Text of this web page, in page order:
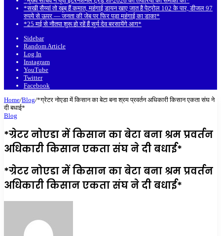
*सखी सैय्यां तो खूब हैं कमात, महंगाई डायन खाए जात है पेट्रोल 102 के पार, डीजल 97
रुपये से ऊपर — जनता की जेब पर फिर पड़ा महंगाई का डाका*
*25 मई से नौतपा शुरू हो रहें हैं सूर्य देव बरसायेंगे आग*
Sidebar
Random Article
Log In
Instagram
YouTube
Twitter
Facebook
Home/Blog/*ग्रेटर नोएडा में किसान का बेटा बना श्रम प्रवर्तन अधिकारी किसान एकता संघ ने
दी बधाई*
Blog
*ग्रेटर नोएडा में किसान का बेटा बना श्रम प्रवर्तन
अधिकारी किसान एकता संघ ने दी बधाई*
*ग्रेटर नोएडा में किसान का बेटा बना श्रम प्रवर्तन
अधिकारी किसान एकता संघ ने दी बधाई*